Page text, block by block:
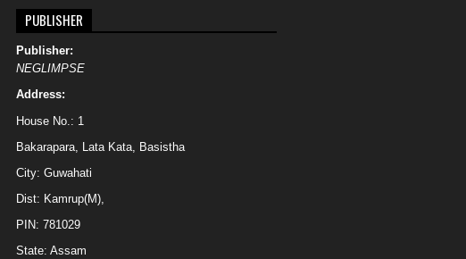
PUBLISHER
Publisher:
NEGLIMPSE
Address:
House No.: 1
Bakarapara, Lata Kata, Basistha
City: Guwahati
Dist: Kamrup(M),
PIN: 781029
State: Assam